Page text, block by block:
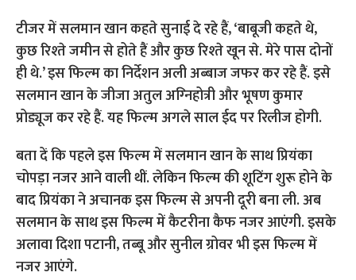
टीजर में सलमान खान कहते सुनाई दे रहे हैं, ‘बाबूजी कहते थे,
कुछ रिश्‍ते जमीन से होते हैं और कुछ रिश्‍ते खून से. मेरे पास दोनों
ही थे.’ इस फिल्‍म का निर्देशन अली अब्‍बाज जफर कर रहे हैं. इसे
सलमान खान के जीजा अतुल अग्‍निहोत्री और भूषण कुमार
प्रोड्यूज कर रहे हैं. यह फिल्‍म अगले साल ईद पर रिलीज होगी.
बता दें कि पहले इस फिल्‍म में सलमान खान के साथ प्रियंका
चोपड़ा नजर आने वाली थीं. लेकिन फिल्‍म की शूटिंग शुरू होने के
बाद प्रियंका ने अचानक इस फिल्‍म से अपनी दूरी बना ली. अब
सलमान के साथ इस फिल्‍म में कैटरीना कैफ नजर आएंगी. इसके
अलावा दिशा पटानी, तब्‍बू और सुनील ग्रोवर भी इस फिल्‍म में
नजर आएंगे.